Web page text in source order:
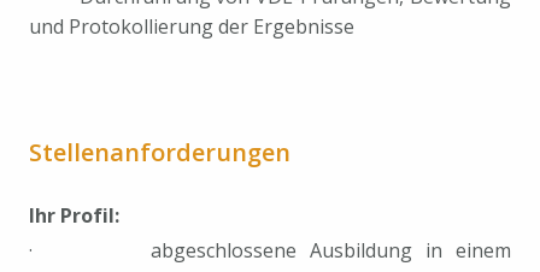
und Protokollierung der Ergebnisse
Stellenanforderungen
Ihr Profil:
· abgeschlossene Ausbildung in einem